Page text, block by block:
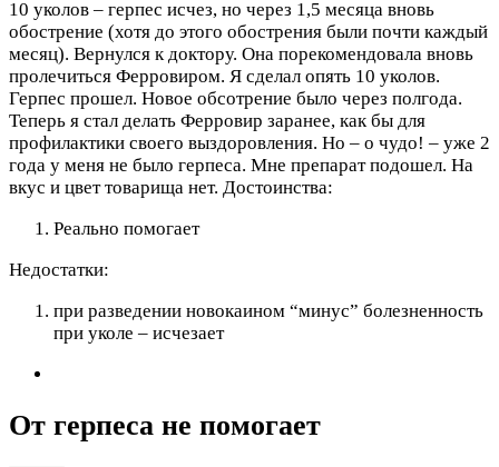
10 уколов – герпес исчез, но через 1,5 месяца вновь
обострение (хотя до этого обострения были почти каждый
месяц). Вернулся к доктору. Она порекомендовала вновь
пролечиться Ферровиром. Я сделал опять 10 уколов.
Герпес прошел. Новое обсотрение было через полгода.
Теперь я стал делать Ферровир заранее, как бы для
профилактики своего выздоровления. Но – о чудо! – уже 2
года у меня не было герпеса. Мне препарат подошел. На
вкус и цвет товарища нет. Достоинства:
Реально помогает
Недостатки:
при разведении новокаином “минус” болезненность
при уколе – исчезает
От герпеса не помогает